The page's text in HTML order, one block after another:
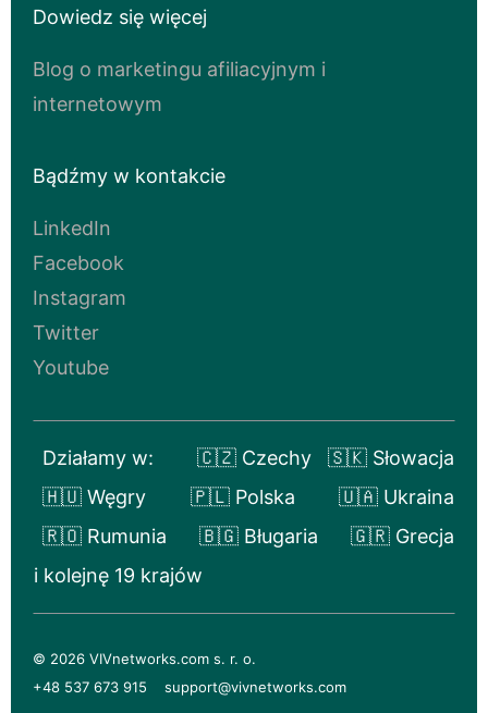
Dowiedz się więcej
Blog o marketingu afiliacyjnym i
internetowym
Bądźmy w kontakcie
LinkedIn
Facebook
Instagram
Twitter
Youtube
Działamy w: 🇨🇿 Czechy
🇸🇰 Słowacja
🇭🇺 Węgry
🇵🇱 Polska
🇺🇦 Ukraina
🇷🇴 Rumunia
🇧🇬 Bługaria
🇬🇷 Grecja
i kolejnę 19 krajów
© 2026 VIVnetworks.com s. r. o.
+48 537 673 915
support@vivnetworks.com